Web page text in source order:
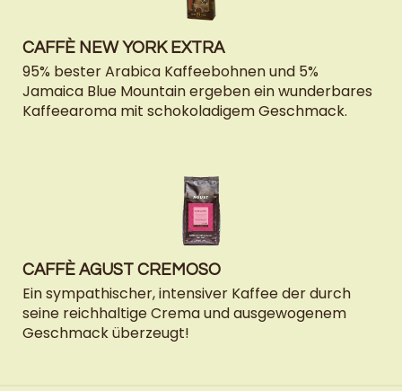
CAFFÈ NEW YORK EXTRA
95% bester Arabica Kaffeebohnen und 5%
Jamaica Blue Mountain ergeben ein wunderbares
Kaffeearoma mit schokoladigem Geschmack.
CAFFÈ AGUST CREMOSO
Ein sympathischer, intensiver Kaffee der durch
seine reichhaltige Crema und ausgewogenem
Geschmack überzeugt!